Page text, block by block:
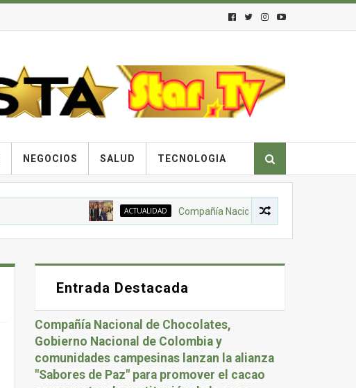
NEGOCIOS SALUD TECNOLOGIA
ACTUALIDAD Compañía Nacional de Chocolates, Gobierno
Entrada Destacada
Compañía Nacional de Chocolates,
Gobierno Nacional de Colombia y
comunidades campesinas lanzan la alianza
"Sabores de Paz" para promover el cacao